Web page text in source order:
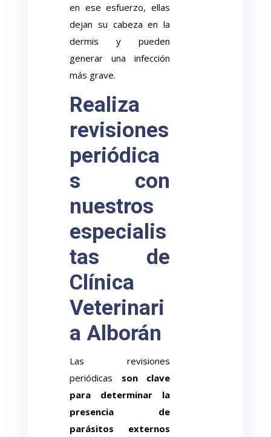
en ese esfuerzo, ellas
dejan su cabeza en la
dermis y pueden
generar una infección
más grave.
Realiza
revisiones
periódica
s con
nuestros
especialis
tas de
Clínica
Veterinari
a Alborán
Las revisiones
periódicas son clave
para determinar la
presencia de
parásitos externos